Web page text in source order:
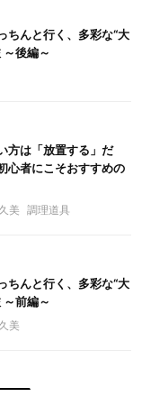
ちんと行く、多彩な“大
後編～
方は「放置する」だ
心者にこそおすすめの
美 調理道具
ちんと行く、多彩な“大
前編～
美